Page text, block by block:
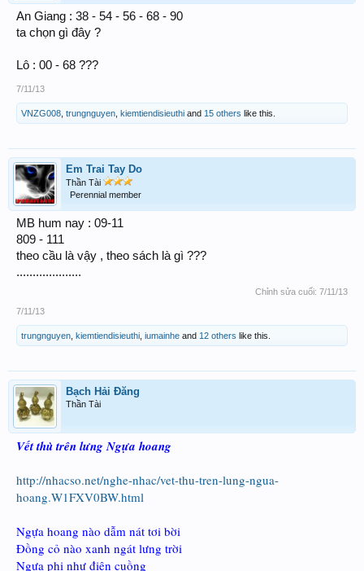
An Giang : 38 - 54 - 56 - 68 - 90
ta chọn gì đây ?
Lô : 00 - 68 ???
7/11/13
VNZG008 trungnguyen kiemtiendisieuthi and 15 others like this.
Em Trai Tay Do
Thần Tài
Perennial member
MB hum nay : 09-11
809 - 111
theo cầu là vậy , theo sách là gì ???
....................
Chỉnh sửa cuối: 7/11/13
7/11/13
trungnguyen kiemtiendisieuthi iumainhe and 12 others like this.
Bạch Hải Đăng
Thần Tài
Vết thù trên lưng Ngựa hoang
http://nhacso.net/nghe-nhac/vet-thu-tren-lung-ngua-
hoang.W1FXV0BW.html
Ngựa hoang nào dẫm nát tơi bời
Đồng cỏ nào xanh ngát lưng trời
Ngựa phi như điên cuồng